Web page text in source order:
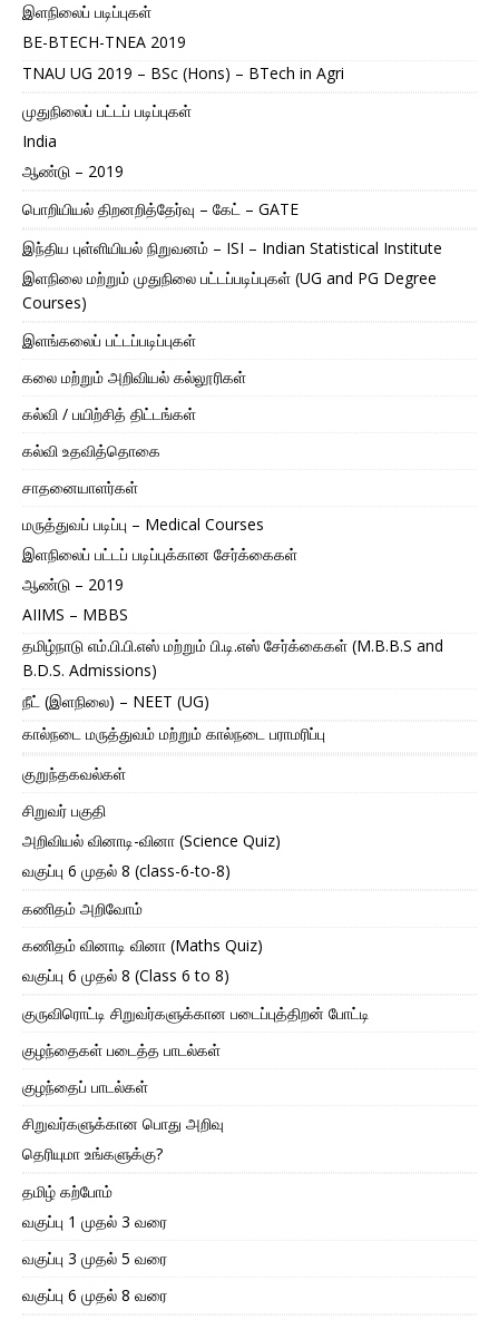
இளநிலைப் படிப்புகள்
BE-BTECH-TNEA 2019
TNAU UG 2019 – BSc (Hons) – BTech in Agri
முதுநிலைப் பட்டப் படிப்புகள்
India
ஆண்டு – 2019
பொறியியல் திறனறித்தேர்வு – கேட் – GATE
இந்திய புள்ளியியல் நிறுவனம் – ISI – Indian Statistical Institute
இளநிலை மற்றும் முதுநிலை பட்டப்படிப்புகள் (UG and PG Degree
Courses)
இளங்கலைப் பட்டப்படிப்புகள்
கலை மற்றும் அறிவியல் கல்லூரிகள்
கல்வி / பயிற்சித் திட்டங்கள்
கல்வி உதவித்தொகை
சாதனையாளர்கள்
மருத்துவப் படிப்பு – Medical Courses
இளநிலைப் பட்டப் படிப்புக்கான சேர்க்கைகள்
ஆண்டு – 2019
AIIMS – MBBS
தமிழ்நாடு எம்.பி.பி.எஸ் மற்றும் பி.டி.எஸ் சேர்க்கைகள் (M.B.B.S and
B.D.S. Admissions)
நீட் (இளநிலை) – NEET (UG)
கால்நடை மருத்துவம் மற்றும் கால்நடை பராமரிப்பு
குறுந்தகவல்கள்
சிறுவர் பகுதி
அறிவியல் வினாடி-வினா (Science Quiz)
வகுப்பு 6 முதல் 8 (class-6-to-8)
கணிதம் அறிவோம்
கணிதம் வினாடி வினா (Maths Quiz)
வகுப்பு 6 முதல் 8 (Class 6 to 8)
குருவிரொட்டி சிறுவர்களுக்கான படைப்புத்திறன் போட்டி
குழந்தைகள் படைத்த பாடல்கள்
குழந்தைப் பாடல்கள்
சிறுவர்களுக்கான பொது அறிவு
தெரியுமா உங்களுக்கு?
தமிழ் கற்போம்
வகுப்பு 1 முதல் 3 வரை
வகுப்பு 3 முதல் 5 வரை
வகுப்பு 6 முதல் 8 வரை